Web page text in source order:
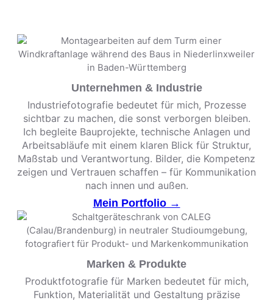
Unternehmen & Industrie
Industriefotografie bedeutet für mich, Prozesse
sichtbar zu machen, die sonst verborgen bleiben.
Ich begleite Bauprojekte, technische Anlagen und
Arbeitsabläufe mit einem klaren Blick für Struktur,
Maßstab und Verantwortung. Bilder, die Kompetenz
zeigen und Vertrauen schaffen – für Kommunikation
nach innen und außen.
Mein Portfolio →
Marken & Produkte
Produktfotografie für Marken bedeutet für mich,
Funktion, Materialität und Gestaltung präzise